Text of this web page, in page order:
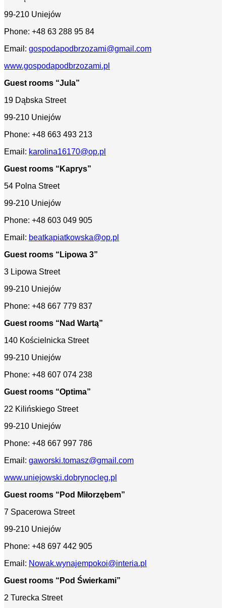
99-210 Uniejów
Phone: +48 63 288 95 84
Email: gospodapodbrzozami@gmail.com
www.gospodapodbrzozami.pl
Guest rooms “Jula”
19 Dąbska Street
99-210 Uniejów
Phone: +48 663 493 213
Email: karolina16170@op.pl
Guest rooms “Kaprys”
54 Polna Street
99-210 Uniejów
Phone: +48 603 049 905
Email: beatkapiatkowska@op.pl
Guest rooms “Lipowa 3”
3 Lipowa Street
99-210 Uniejów
Phone: +48 667 779 837
Guest rooms “Nad Wartą”
140 Kościelnicka Street
99-210 Uniejów
Phone: +48 607 074 238
Guest rooms “Optima”
22 Kilińskiego Street
99-210 Uniejów
Phone: +48 667 997 786
Email: gaworski.tomasz@gmail.com
www.uniejowski.dobrynocleg.pl
Guest rooms “Pod Miłorzębem”
7 Spacerowa Street
99-210 Uniejów
Phone: +48 697 442 905
Email: Nowak.wynajempokoi@interia.pl
Guest rooms “Pod Świerkami”
2 Turecka Street